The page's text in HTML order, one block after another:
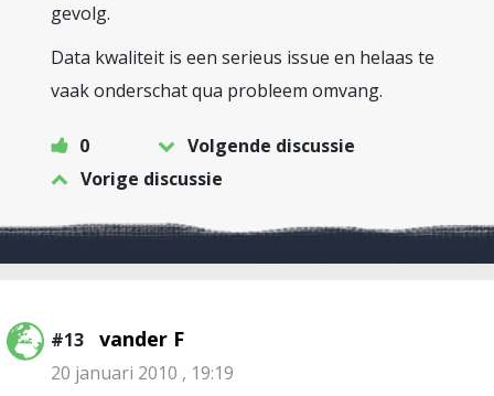
gevolg.
Data kwaliteit is een serieus issue en helaas te
vaak onderschat qua probleem omvang.
0
Volgende discussie
Vorige discussie
#13 vander F
20 januari 2010 , 19:19